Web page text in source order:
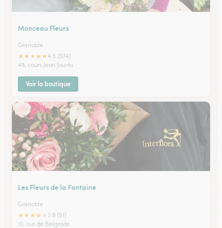
Monceau Fleurs
Grenoble
★★★★★4.5 (574)
48, cours Jean Jaurès
Voir la boutique
Les Fleurs de la Fontaine
Grenoble
★★★★
3.8 (51)
10, rue de Belgrade